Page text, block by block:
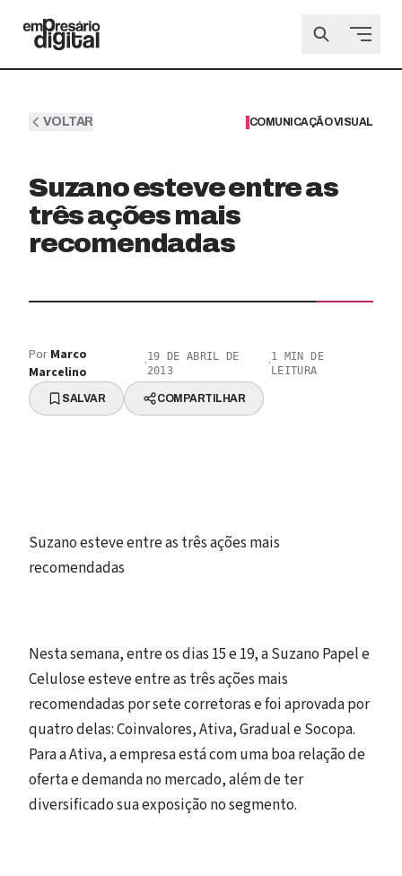
VOLTAR COMUNICAÇÃO VISUAL
Suzano esteve entre as
três ações mais
recomendadas
Por Marco
Marcelino
·19 DE ABRIL DE
2013
·1 MIN DE
LEITURA
SALVAR COMPARTILHAR
Suzano esteve entre as três ações mais
recomendadas
Nesta semana, entre os dias 15 e 19, a Suzano Papel e
Celulose esteve entre as três ações mais
recomendadas por sete corretoras e foi aprovada por
quatro delas: Coinvalores, Ativa, Gradual e Socopa.
Para a Ativa, a empresa está com uma boa relação de
oferta e demanda no mercado, além de ter
diversificado sua exposição no segmento.